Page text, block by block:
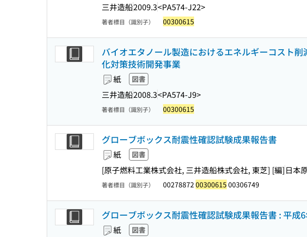
三井造船2009.3<PA574-J22>
著者標目（識別子） 00300615
バイオエタノール製造におけるエネルギーコスト
化対策技術開発事業
紙 図書
三井造船2008.3<PA574-J9>
著者標目（識別子） 00300615
グローブボックス耐震性確認試験成果報告書
紙 図書
[原子燃料工業株式会社, 三井造船株式会社, 東芝] [編]日本
著者標目（識別子） 00278872 00300615 00306749
グローブボックス耐震性確認試験成果報告書 : 平成6
紙 図書